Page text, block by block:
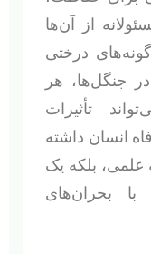
از آن‌ها
درختی
جنگل‌ها، هر
تأثیرات
انسان داشته
علمی، بلکه یک
با بحران‌های